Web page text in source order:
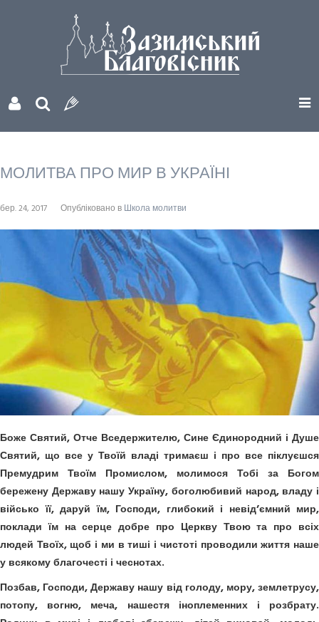
МОЛИТВА ПРО МИР В УКРАЇНІ
бер. 24, 2017 Опубліковано в Школа молитви
Боже Святий, Отче Вседержителю, Сине Єдинородний і Душе
Святий, що все у Твоїй владі тримаєш і про все піклуєшся
Премудрим Твоїм Промислом, молимося Тобі за Богом
бережену Державу нашу Україну, боголюбивий народ, владу і
військо її, даруй їм, Господи, глибокий і невід’ємний мир,
поклади їм на серце добре про Церкву Твою та про всіх
людей Твоїх, щоб і ми в тиші і чистоті проводили життя наше
у всякому благочесті і чеснотах.
Позбав, Господи, Державу нашу від голоду, мору, землетрусу,
потопу, вогню, меча, нашестя іноплеменних і розбрату.